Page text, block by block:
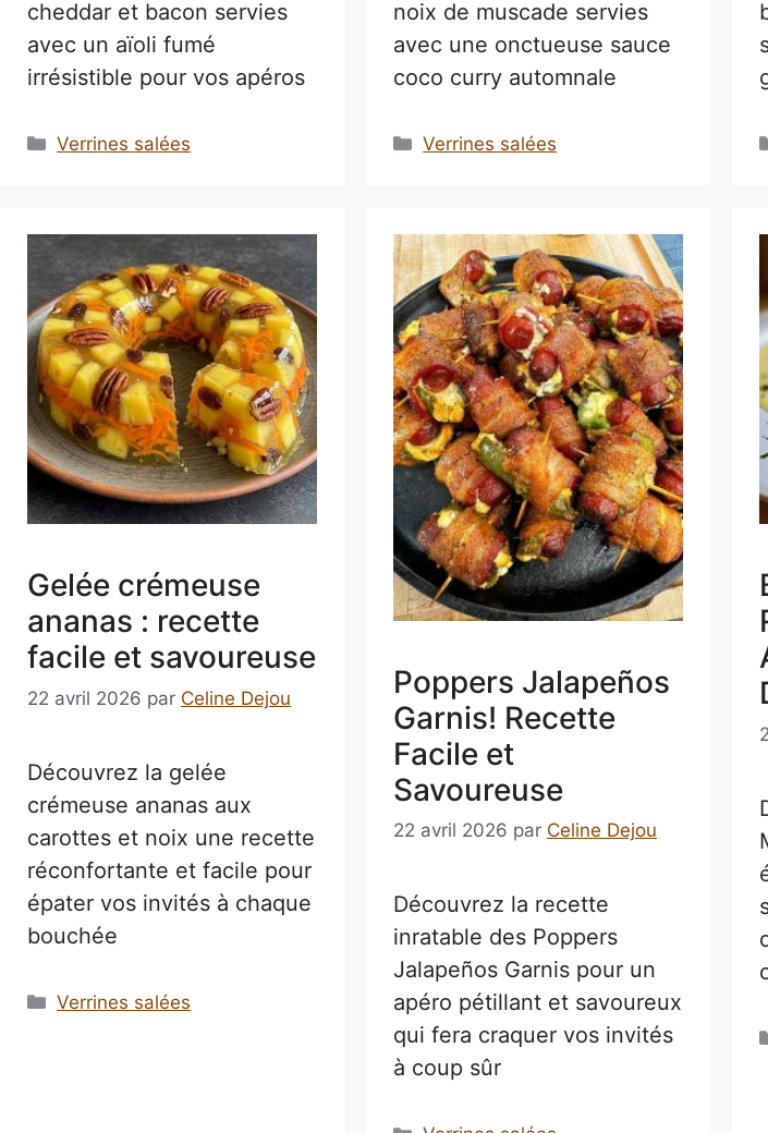
cheddar et bacon servies
avec un aïoli fumé
irrésistible pour vos apéros
Catégories
Verrines salées
noix de muscade servies
avec une onctueuse sauce
coco curry automnale
Catégories
Verrines salées
Gelée crémeuse
ananas : recette
facile et savoureuse
22 avril 2026 par Celine Dejou
Découvrez la gelée
crémeuse ananas aux
carottes et noix une recette
réconfortante et facile pour
épater vos invités à chaque
bouchée
Catégories
Verrines salées
Poppers Jalapeños
Garnis! Recette
Facile et
Savoureuse
22 avril 2026 par Celine Dejou
Découvrez la recette
inratable des Poppers
Jalapeños Garnis pour un
apéro pétillant et savoureux
qui fera craquer vos invités
à coup sûr